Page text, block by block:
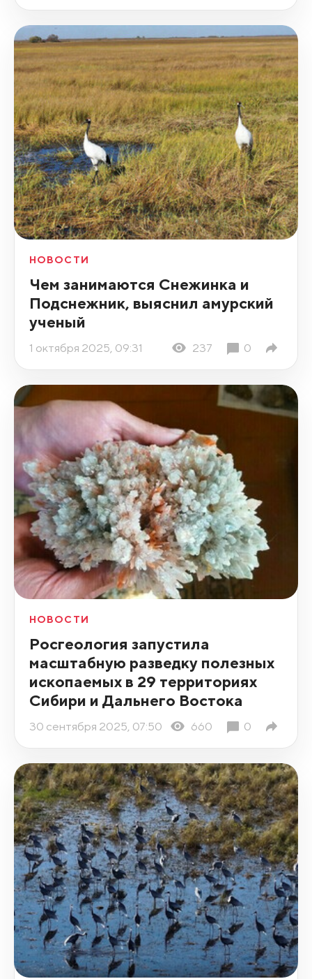
НОВОСТИ
Чем занимаются Снежинка и
Подснежник, выяснил амурский
ученый
1 октября 2025, 09:31 237 0
НОВОСТИ
Росгеология запустила
масштабную разведку полезных
ископаемых в 29 территориях
Сибири и Дальнего Востока
30 сентября 2025, 07:50 660 0